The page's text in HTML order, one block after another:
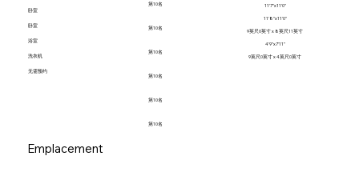
卧室
卧室
浴室
洗衣机
无需预约
第10名
第10名
第10名
第10名
第10名
第10名
11'7"x11'0"
11'8"x11'0"
9英尺0英寸 x 8英尺11英寸
4'9"x7'11"
9英尺0英寸 x 4英尺0英寸
Emplacement